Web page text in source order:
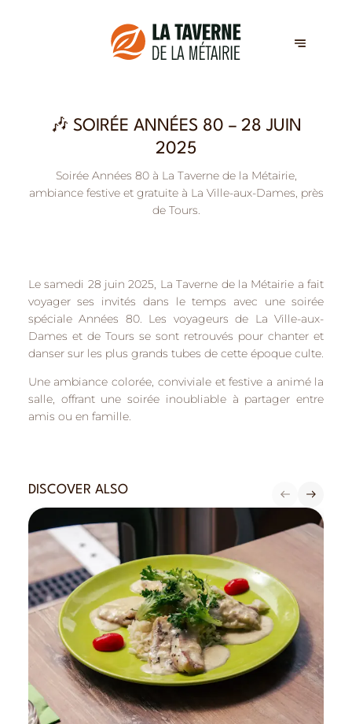
🎶 SOIRÉE ANNÉES 80 – 28 JUIN
2025
Soirée Années 80 à La Taverne de la Métairie,
ambiance festive et gratuite à La Ville-aux-Dames, près
de Tours.
Le samedi 28 juin 2025, La Taverne de la Métairie a fait
voyager ses invités dans le temps avec unesoirée
spéciale Années 80. Les voyageurs de La Ville-aux-
Dames et de Tours se sont retrouvés pour chanter et
danser sur les plus grands tubes de cette époque culte.
Une ambiance colorée, conviviale et festive a animé la
salle, offrant une soirée inoubliable à partager entre
amis ou en famille.
DISCOVER ALSO